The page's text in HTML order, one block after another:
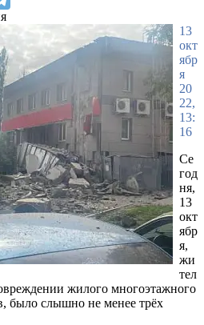
13
окт
ябр
я
20
22,
13:
16
Се
год
ня,
13
окт
ябр
я,
жи
тел
жилого многоэтажного
было слышно не менее трёх